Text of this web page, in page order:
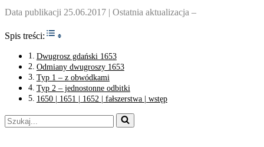
Data publikacji 25.06.2017 | Ostatnia aktualizacja –
Spis treści: Toggle Table of Content
Dwugrosz gdański 1653
Odmiany dwugroszy 1653
Typ 1 – z obwódkami
Typ 2 – jednostonne odbitki
1650 | 1651 | 1652 | fałszerstwa | wstęp
Szukaj...